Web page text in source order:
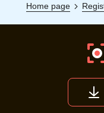
Home page